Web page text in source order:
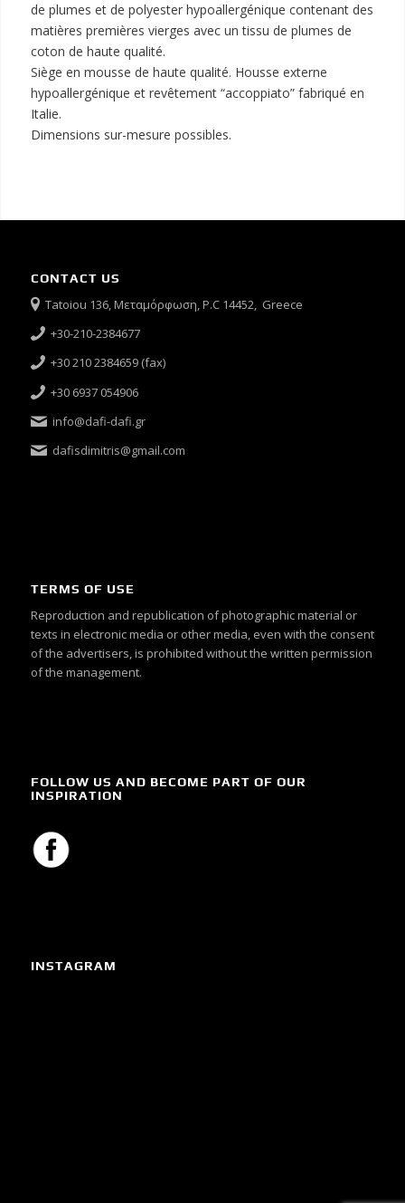
de plumes et de polyester hypoallergénique contenant des
matières premières vierges avec un tissu de plumes de
coton de haute qualité.
Siège en mousse de haute qualité. Housse externe
hypoallergénique et revêtement “accoppiato” fabriqué en
Italie.
Dimensions sur-mesure possibles.
CONTACT US
Tatoiou 136, Μεταμόρφωση, P.C 14452, Greece
+30-210-2384677
+30 210 2384659 (fax)
+30 6937 054906
info@dafi-dafi.gr
dafisdimitris@gmail.com
TERMS OF USE
Reproduction and republication of photographic material or
texts in electronic media or other media, even with the consent
of the advertisers, is prohibited without the written permission
of the management.
FOLLOW US AND BECOME PART OF OUR
INSPIRATION
INSTAGRAM